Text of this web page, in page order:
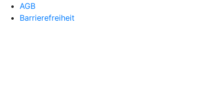
AGB
Barrierefreiheit